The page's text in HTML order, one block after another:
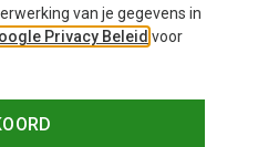
van je gegevens in
Privacy Beleid voor